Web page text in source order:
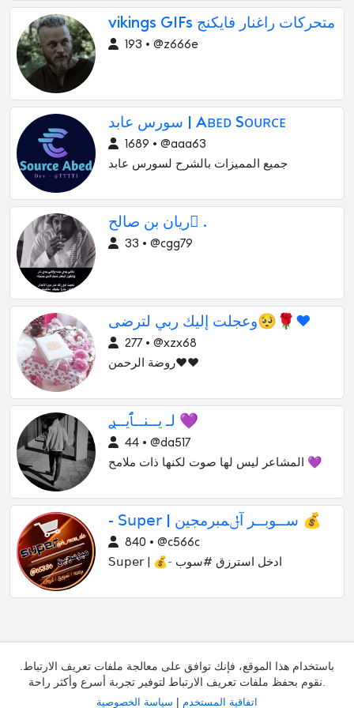
vikings GIFs متحركات راغنار فايكنج
193 • @z666e
سورس عابد | Aʙᴇᴅ Sᴏᴜʀᴄᴇ
1689 • @aaa63
جميع المميزات بالشرح لسورس عابد
ريان بن صالح ُ.
33 • @cgg79
وعجلت إليك ربي لترضى🥺🌹❤️
277 • @xzx68
روضة الرحمن❤️❤️
لـ يــنــٱيــࢪ 💜
44 • @da517
المشاعر ليس لها صوت لكنها ذات ملامح 💜
- 𝖲𝗎𝗉𝖾𝗋 | ســوبــر آݪمبرمجين 💰
840 • @c566c
𝖲𝗎𝗉𝖾𝗋 | 💰~ ادخل استرزق #سوب
باستخدام هذا الموقع، فإنك توافق على معالجة ملفات تعريف الارتباط.
اتفاقية المستخدم | سياسة الخصوصية